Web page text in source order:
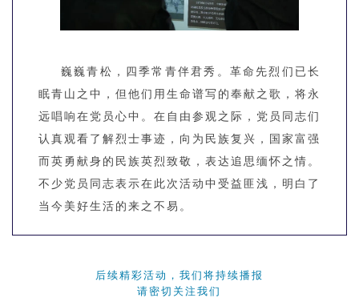
巍巍青松，四季常青伴君秀。革命先烈们已长
眠青山之中，但他们用生命谱写的奉献之歌，将永
远唱响在党员心中。在自由参观之际，党员同志们
认真观看了解烈士事迹，向为民族复兴，国家富强
而英勇献身的民族英烈致敬，表达追思缅怀之情。
不少党员同志表示在此次活动中受益匪浅，明白了
当今美好生活的来之不易。
后续精彩活动，我们将持续播报
请密切关注我们